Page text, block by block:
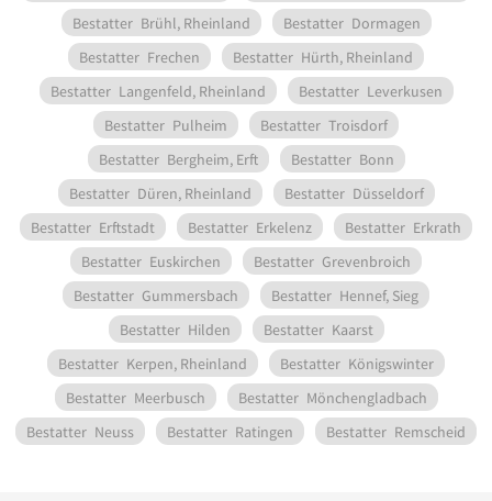
Bestatter Brühl, Rheinland Bestatter Dormagen
Bestatter Frechen Bestatter Hürth, Rheinland
Bestatter Langenfeld, Rheinland Bestatter Leverkusen
Bestatter Pulheim Bestatter Troisdorf
Bestatter Bergheim, Erft Bestatter Bonn
Bestatter Düren, Rheinland Bestatter Düsseldorf
Bestatter Erftstadt Bestatter Erkelenz Bestatter Erkrath
Bestatter Euskirchen Bestatter Grevenbroich
Bestatter Gummersbach Bestatter Hennef, Sieg
Bestatter Hilden Bestatter Kaarst
Bestatter Kerpen, Rheinland Bestatter Königswinter
Bestatter Meerbusch Bestatter Mönchengladbach
Bestatter Neuss Bestatter Ratingen Bestatter Remscheid